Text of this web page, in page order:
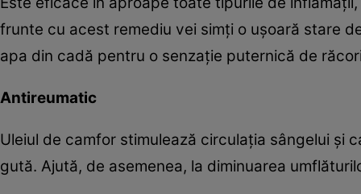
frunte cu acest remediu vei simţi o uşoară stare
apa din cadă pentru o senzaţie puternică de
Antireumatic
Uleiul de camfor stimulează circulaţia sângelui şi
gută. Ajută, de asemenea, la diminuarea